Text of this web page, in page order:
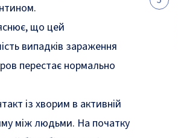
що цей
випадків зараження
перестає нормально
із хворим в активній
між людьми. На початку